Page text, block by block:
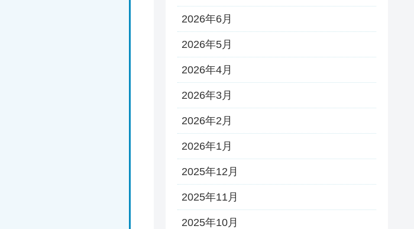
2026年6月
2026年5月
2026年4月
2026年3月
2026年2月
2026年1月
2025年12月
2025年11月
2025年10月